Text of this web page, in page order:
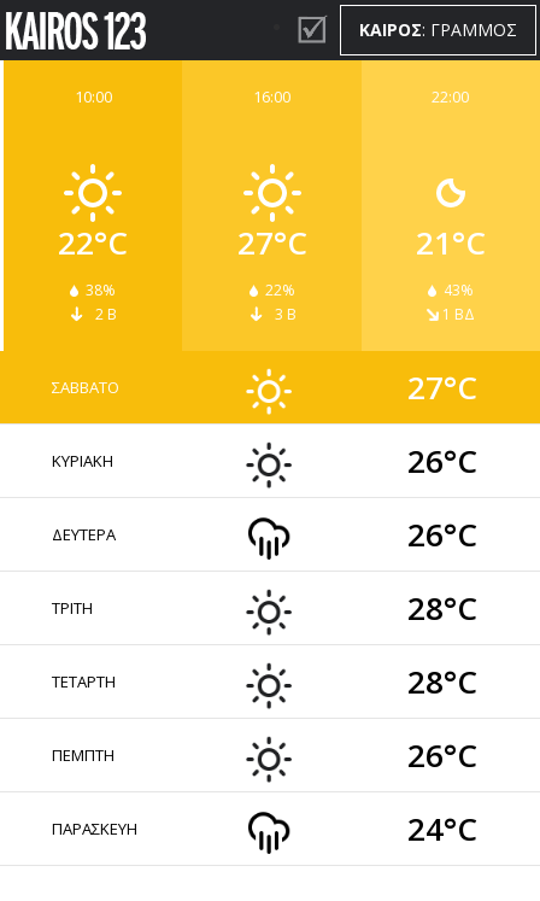
ΚΑΙΡΟΣ: ΓΡΑΜΜΟΣ
22:00
21°C
43%
1 ΒΔ
16:00
27°C
22%
3 Β
10:00
22°C
38%
2 Β
ΣΑΒΒΑΤΟ 27°C
ΚΥΡΙΑΚΗ 26°C
ΔΕΥΤΕΡΑ 26°C
ΤΡΙΤΗ 28°C
ΤΕΤΑΡΤΗ 28°C
ΠΕΜΠΤΗ 26°C
ΠΑΡΑΣΚΕΥΗ 24°C